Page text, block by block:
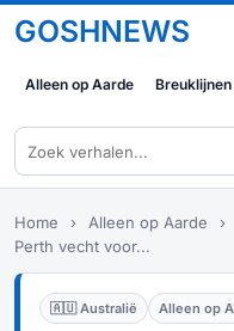
GOSHNEWS
Alleen op Aarde Breuklijnen
Home › Alleen op Aarde ›
Perth vecht voor...
🇦🇺 Australië Alleen op